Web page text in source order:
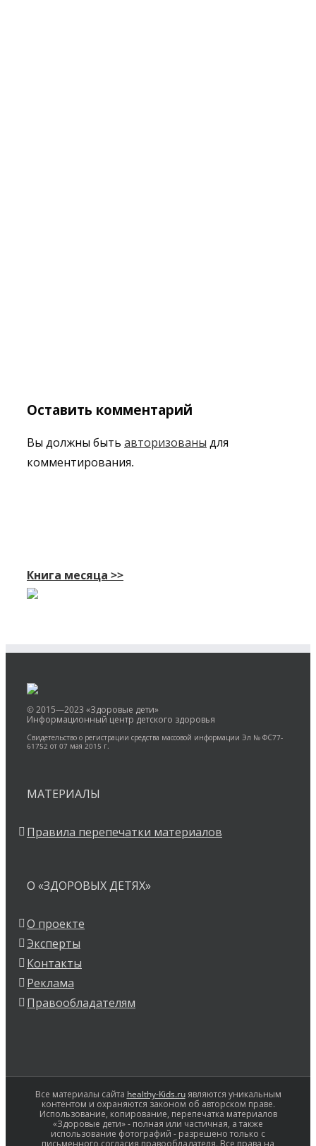
Оставить комментарий
Вы должны быть авторизованы для
комментирования.
Книга месяца >>
© 2015—2023 «Здоровые дети»
Информационный центр детского здоровья
Свидетельство о регистрации средства массовой информации Эл № ФС77-
61752 от 07 мая 2015 г.
МАТЕРИАЛЫ
Правила перепечатки материалов
О «ЗДОРОВЫХ ДЕТЯХ»
О проекте
Эксперты
Контакты
Реклама
Правообладателям
Все материалы сайта healthy-Kids.ruявляются уникальным
контентом и охраняются законом об авторском праве.
Использование, копирование, перепечатка материалов
«Здоровые дети» - полная или частичная, а также
использование фотографий - разрешено только с
письменного согласия правообладателя. Все права на